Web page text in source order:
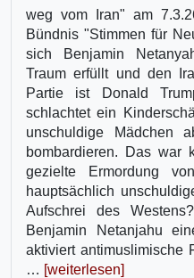
weg vom Iran" am
Bündnis "Stimmen für
sich Benjamin
Traum erfüllt und den
Partie ist Donald
schlachtet ein
unschuldige Mädchen
bombardieren. Das war
gezielte Ermordung
hauptsächlich
Aufschrei des
Benjamin Netanjahu
aktiviert antimuslimische
… [weiterlesen]